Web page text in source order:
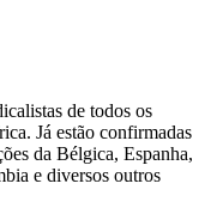
de todos os
Já estão confirmadas
da Bélgica, Espanha,
e diversos outros